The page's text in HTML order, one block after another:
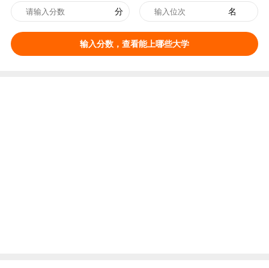
分 名
输入分数，查看能上哪些大学